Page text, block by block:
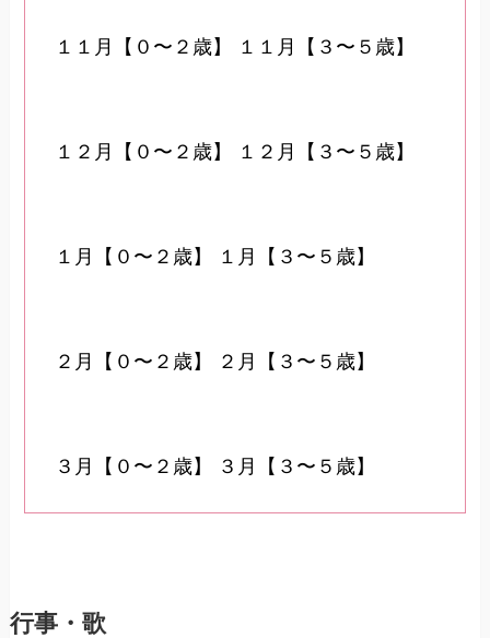
１１月【０〜２歳】 １１月【３〜５歳】
１２月【０〜２歳】 １２月【３〜５歳】
１月【０〜２歳】 １月【３〜５歳】
２月【０〜２歳】 ２月【３〜５歳】
３月【０〜２歳】 ３月【３〜５歳】
行事・歌